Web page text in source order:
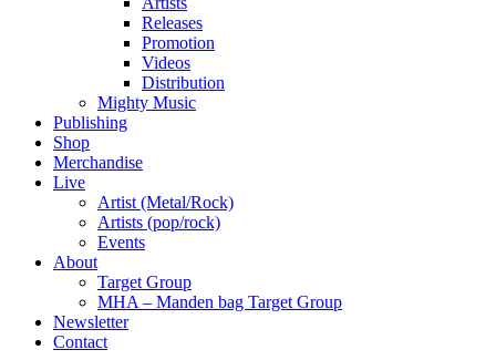
Releases
Promotion
Videos
Distribution
Mighty Music
Publishing
Shop
Merchandise
Live
Artist (Metal/Rock)
Artists (pop/rock)
Events
About
Target Group
MHA – Manden bag Target Group
Newsletter
Contact